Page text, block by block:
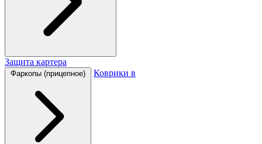
Защита картера
Фаркопы (прицепное) Коврики в